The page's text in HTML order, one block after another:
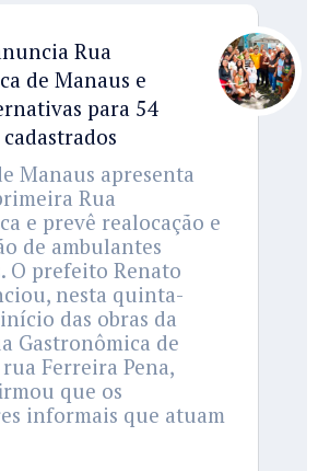
Rua
de Manaus e
para 54
Manaus apresenta
Rua
e prevê realocação e
de ambulantes
O prefeito Renato
nesta quinta-
das obras da
Gastronômica de
Ferreira Pena,
que os
informais que atuam